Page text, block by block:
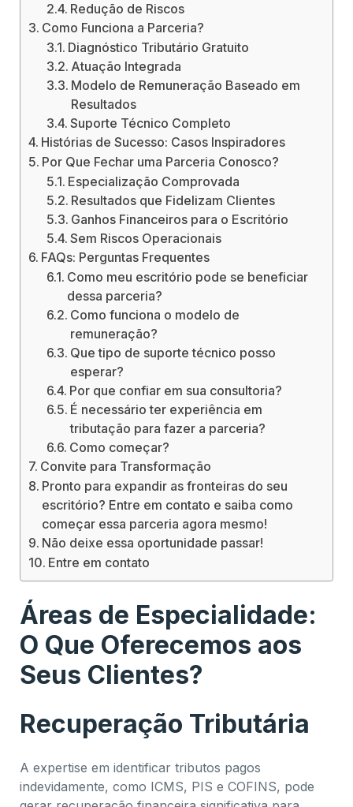
Redução de Riscos
Como Funciona a Parceria?
Diagnóstico Tributário Gratuito
Atuação Integrada
Modelo de Remuneração Baseado em
Resultados
Suporte Técnico Completo
Histórias de Sucesso: Casos Inspiradores
Por Que Fechar uma Parceria Conosco?
Especialização Comprovada
Resultados que Fidelizam Clientes
Ganhos Financeiros para o Escritório
Sem Riscos Operacionais
FAQs: Perguntas Frequentes
Como meu escritório pode se beneficiar
dessa parceria?
Como funciona o modelo de
remuneração?
Que tipo de suporte técnico posso
esperar?
Por que confiar em sua consultoria?
É necessário ter experiência em
tributação para fazer a parceria?
Como começar?
Convite para Transformação
Pronto para expandir as fronteiras do seu
escritório? Entre em contato e saiba como
começar essa parceria agora mesmo!
Não deixe essa oportunidade passar!
Entre em contato
Áreas de Especialidade:
O Que Oferecemos aos
Seus Clientes?
Recuperação Tributária
A expertise em identificar tributos pagos
indevidamente, como ICMS, PIS e COFINS, pode